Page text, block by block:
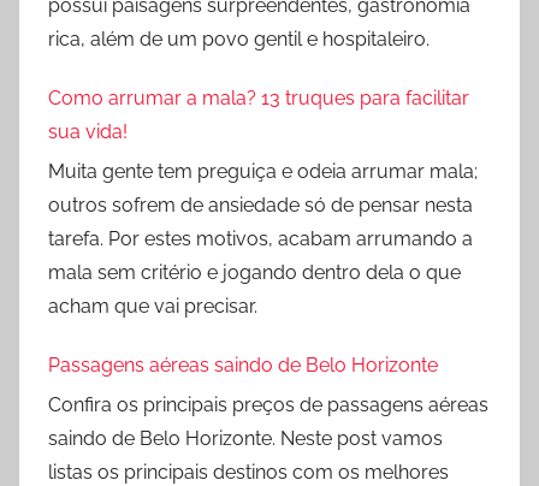
possui paisagens surpreendentes, gastronomia
rica, além de um povo gentil e hospitaleiro.
Como arrumar a mala? 13 truques para facilitar
sua vida!
Muita gente tem preguiça e odeia arrumar mala;
outros sofrem de ansiedade só de pensar nesta
tarefa. Por estes motivos, acabam arrumando a
mala sem critério e jogando dentro dela o que
acham que vai precisar.
Passagens aéreas saindo de Belo Horizonte
Confira os principais preços de passagens aéreas
saindo de Belo Horizonte. Neste post vamos
listas os principais destinos com os melhores